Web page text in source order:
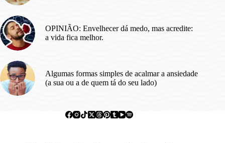
OPINIÃO: Envelhecer dá medo, mas acredite:
a vida fica melhor.
Algumas formas simples de acalmar a ansiedade
(a sua ou a de quem tá do seu lado)